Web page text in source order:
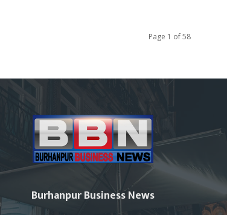
Page 1 of 58
Burhanpur Business News